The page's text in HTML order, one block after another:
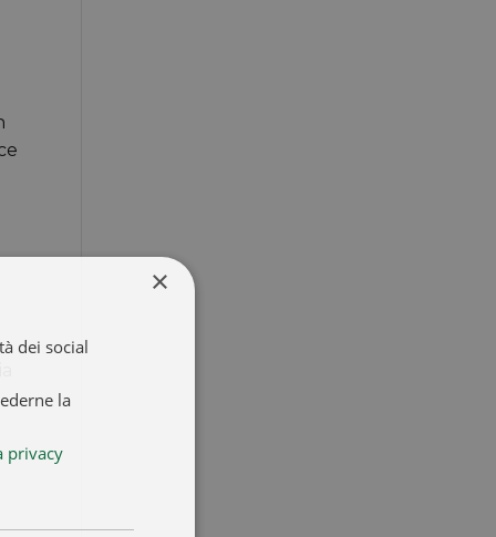
×
dei social
la
privacy